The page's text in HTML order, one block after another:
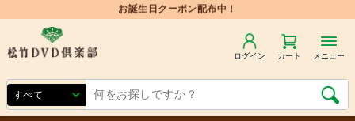
ログイン カート メニュー